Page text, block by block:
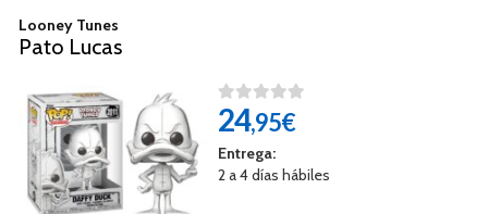
Looney Tunes
Pato Lucas
24,95€
Entrega:
2 a 4 días hábiles